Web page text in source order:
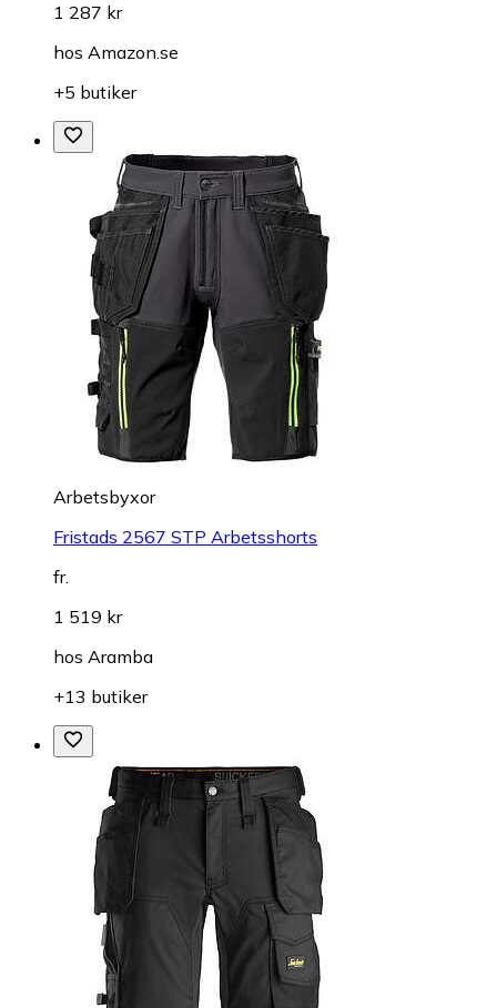
1 287 kr
hos Amazon.se
+5 butiker
Arbetsbyxor
Fristads 2567 STP Arbetsshorts
fr.
1 519 kr
hos Aramba
+13 butiker